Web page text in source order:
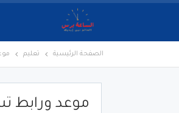
الصفحة الرئيسية تعليم
موعد ورابط